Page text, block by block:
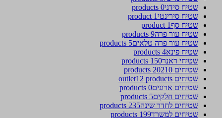
שטיח סידני0 products
שטיח סירינטי1 product
שטיח סף1 product
שטיח עור פרה9 products
שטיח עור פרה טלאים5 products
שטיח פינא4 products
שטיחי ראנר150 products
שטיחים 2021 0 products
שטיחים outlet 12 products
שטיחים ארוגים0 products
שטיחים חלקים5 products
שטיחים לחדר שינה235 products
שטיחים למשרד199 products